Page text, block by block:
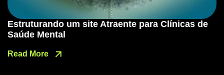
Estruturando um site Atraente para Clínicas de
Saúde Mental
Read More